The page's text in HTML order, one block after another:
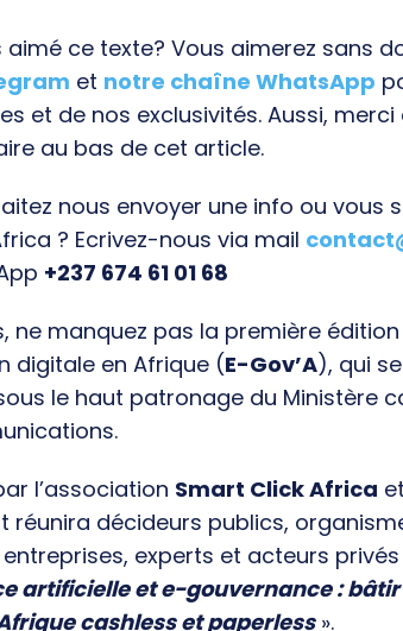
ce texte? Vous aimerez sans
et notre chaîne WhatsApp
et de nos exclusivités. Aussi,
au bas de cet article.
nous envoyer une info ou vous
? Ecrivez-nous via mail
+237 674 61 01 68
ne manquez pas la première
digitale en Afrique (E-Gov’A), qui
le haut patronage du Ministère
l’association Smart Click Africa et
réunira décideurs publics,
experts et acteurs
artificielle et e-gouvernance :
cashless et paperless».